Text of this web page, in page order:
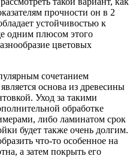
прочности он в 2
устойчивостью к
одним плюсом этого
цветовых
сочетанием
основа из древесины
Уход за такими
обработке
либо ламинатом срок
будет также очень долгим.
что-то особенное на
а затем покрыть его